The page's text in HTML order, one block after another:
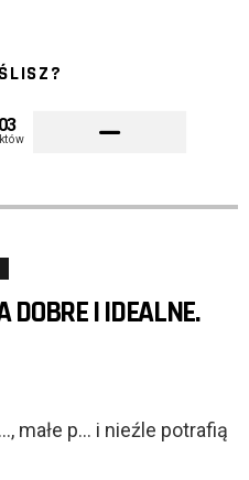
DOBRE I IDEALNE.
małe p… i nieźle potrafią